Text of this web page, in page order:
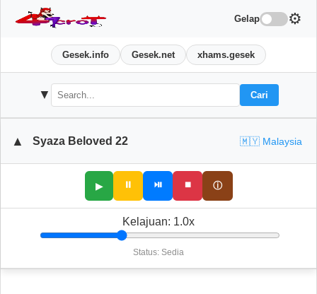
Gelap ⚙️
Gesek.info Gesek.net xhams.gesek
▼ Cari
▲ Syaza Beloved 22 🇲🇾 Malaysia
▶ ⏸ ⏯ ⏹ ⓘ
Kelajuan: 1.0x
Status: Sedia